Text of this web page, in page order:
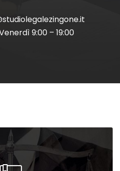
9:00 – 19:00